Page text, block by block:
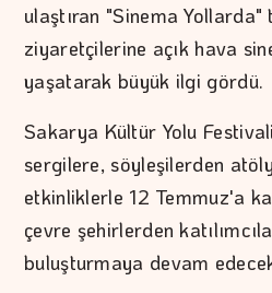
ulaştıran "Sinema Yollarda"
ziyaretçilerine açık hava
yaşatarak büyük ilgi gördü.
Sakarya Kültür Yolu
sergilere, söyleşilerden
etkinliklerle 12 Temmuz'a
çevre şehirlerden
buluşturmaya devam